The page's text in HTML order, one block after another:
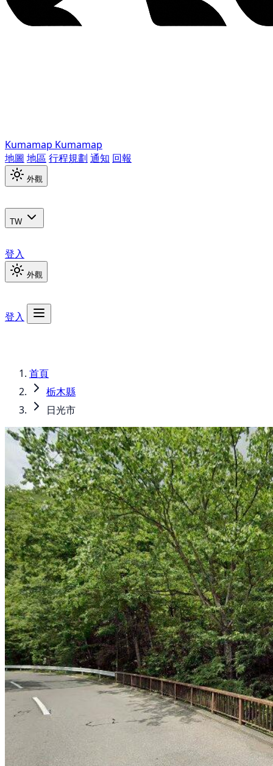
Kumamap Kumamap
地圖 地區 行程規劃 通知 回報
外觀
TW
登入
外觀
登入
首頁
栃木縣
日光市